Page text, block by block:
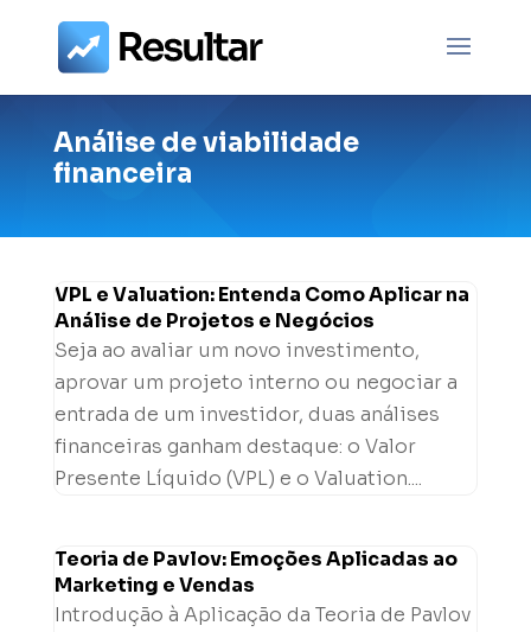
Análise de viabilidade
financeira
VPL e Valuation: Entenda Como Aplicar na
Análise de Projetos e Negócios
Seja ao avaliar um novo investimento,
aprovar um projeto interno ou negociar a
entrada de um investidor, duas análises
financeiras ganham destaque: o Valor
Presente Líquido (VPL) e o Valuation....
Teoria de Pavlov: Emoções Aplicadas ao
Marketing e Vendas
Introdução à Aplicação da Teoria de Pavlov